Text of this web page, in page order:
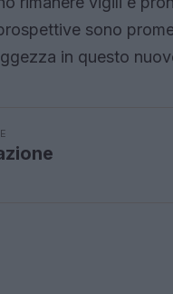
sono
in questo